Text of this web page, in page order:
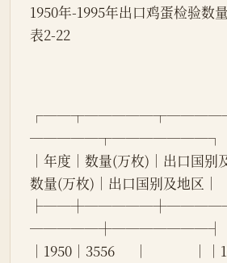
1950年-1995年出口鸡蛋检验数
表2-22
─────┬───────┐
│年度│数量(万枚)│出口国别
数量(万枚)│出口国别及地区│
─────┼───────┤
│1950│3556      │